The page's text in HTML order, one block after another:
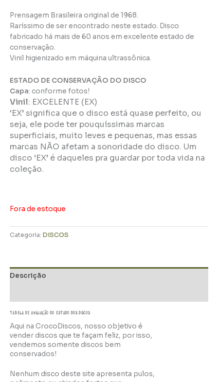
Prensagem Brasileira original de 1968.
Raríssimo de ser encontrado neste estado. Disco
fabricado há mais de 60 anos em excelente estado de
conservação.
Vinil higienizado em máquina ultrassônica.
ESTADO DE CONSERVAÇÃO DO DISCO
Capa: conforme fotos!
Vinil: EXCELENTE (EX)
‘EX’ significa que o disco está quase perfeito, ou
seja, ele pode ter pouquíssimas marcas
superficiais, muito leves e pequenas, mas essas
marcas NÃO afetam a sonoridade do disco. Um
disco ‘EX’ é daqueles pra guardar por toda vida na
coleção.
Fora de estoque
Categoria: DISCOS
Descrição
TABELA DE AVALIAÇÃo do estado dos discos
Aqui na CrocoDiscos, nosso objetivo é
vender discos que te façam feliz, por isso,
vendemos somente discos bem
conservados!
Nenhum disco deste site apresenta pulos,